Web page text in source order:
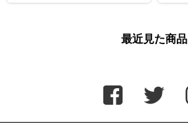
最近見た商品